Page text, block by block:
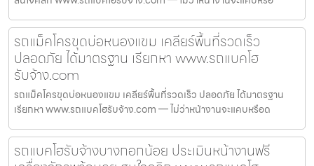
รถแม็คโครขุดบ่อหนองแขม เคลียร์พื้นที่รวดเร็ว
ปลอดภัย ได้มาตรฐาน เรียกหา www.รถแบคโฮ
รับจ้าง.com
รถแม็คโครขุดบ่อหนองแขม เคลียร์พื้นที่รวดเร็ว ปลอดภัย ได้มาตรฐาน
เรียกหา www.รถแบคโฮรับจ้าง.com — ไม่ว่าหน้างานจะแคบหรือด
รถแบคโฮรับจ้างบางกอกน้อย ประเมินหน้างานฟรี